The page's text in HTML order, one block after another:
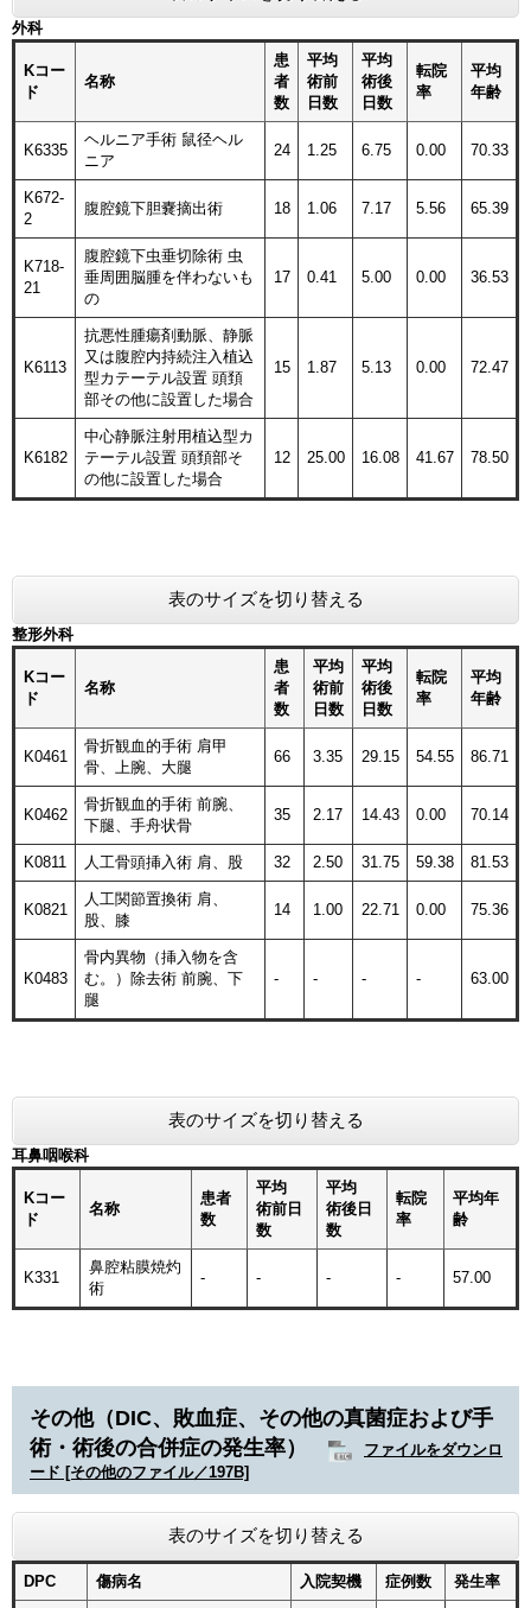
外科
Kコー
ド
名称
患
者
数
平均
術前
日数
平均
術後
日数
転院
率
平均
年齢
K6335
ヘルニア手術 鼠径ヘル
ニア
24 1.25 6.75 0.00 70.33
K672-
2
腹腔鏡下胆嚢摘出術 18 1.06 7.17 5.56 65.39
K718-
21
腹腔鏡下虫垂切除術 虫
垂周囲脳腫を伴わないも
の
17 0.41 5.00 0.00 36.53
K6113
抗悪性腫瘍剤動脈、静脈
又は腹腔内持続注入植込
型カテーテル設置 頭頚
部その他に設置した場合
15 1.87 5.13 0.00 72.47
K6182
中心静脈注射用植込型カ
テーテル設置 頭頚部そ
の他に設置した場合
12 25.00 16.08 41.67 78.50
表のサイズを切り替える
整形外科
Kコー
ド
名称
患
者
数
平均
術前
日数
平均
術後
日数
転院
率
平均
年齢
K0461
骨折観血的手術 肩甲
骨、上腕、大腿
66 3.35 29.15 54.55 86.71
K0462
骨折観血的手術 前腕、
下腿、手舟状骨
35 2.17 14.43 0.00 70.14
K0811 人工骨頭挿入術 肩、股 32 2.50 31.75 59.38 81.53
K0821
人工関節置換術 肩、
股、膝
14 1.00 22.71 0.00 75.36
K0483
骨内異物（挿入物を含
む。）除去術 前腕、下
腿
- - - - 63.00
表のサイズを切り替える
耳鼻咽喉科
Kコー
ド
名称
患者
数
平均
術前日
数
平均
術後日
数
転院
率
平均年
齢
K331
鼻腔粘膜焼灼
術
- - - - 57.00
その他（DIC、敗血症、その他の真菌症および手
術・術後の合併症の発生率）
ファイルをダウンロ
ード [その他のファイル／197B]
表のサイズを切り替える
DPC 傷病名 入院契機 症例数 発生率